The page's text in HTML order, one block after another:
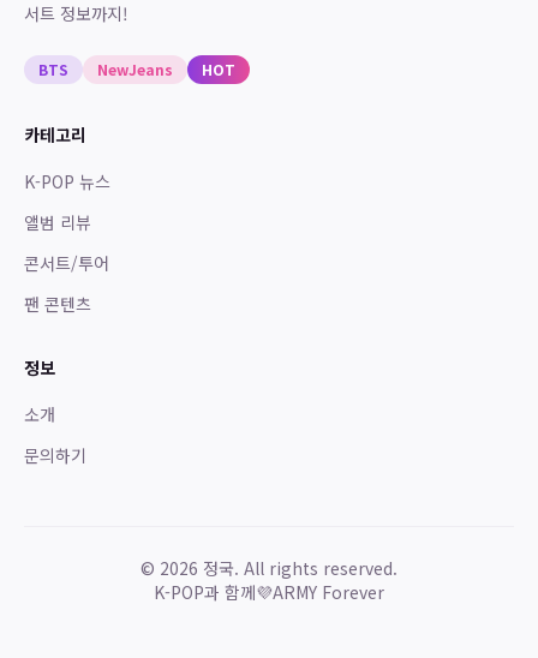
서트 정보까지!
BTS NewJeans HOT
카테고리
K-POP 뉴스
앨범 리뷰
콘서트/투어
팬 콘텐츠
정보
소개
문의하기
© 2026 정국. All rights reserved.
K-POP과 함께💜ARMY Forever